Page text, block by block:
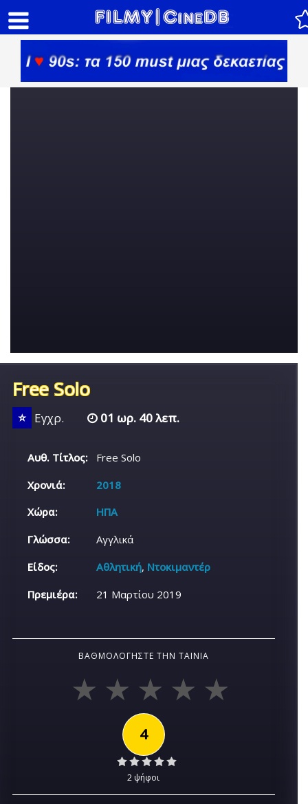
Free Solo
⭐ Εγχρ. 01 ωρ. 40 λεπ.
Αυθ. Τίτλος:
Free Solo
Χρονιά:
2018
Χώρα:
ΗΠΑ
Γλώσσα:
Αγγλικά
Είδος:
Αθλητική, Ντοκιμαντέρ
Πρεμιέρα:
21 Μαρτίου 2019
ΒΑΘΜΟΛΟΓΉΣΤΕ ΤΗΝ ΤΑΙΝΊΑ
4
2 ψήφοι